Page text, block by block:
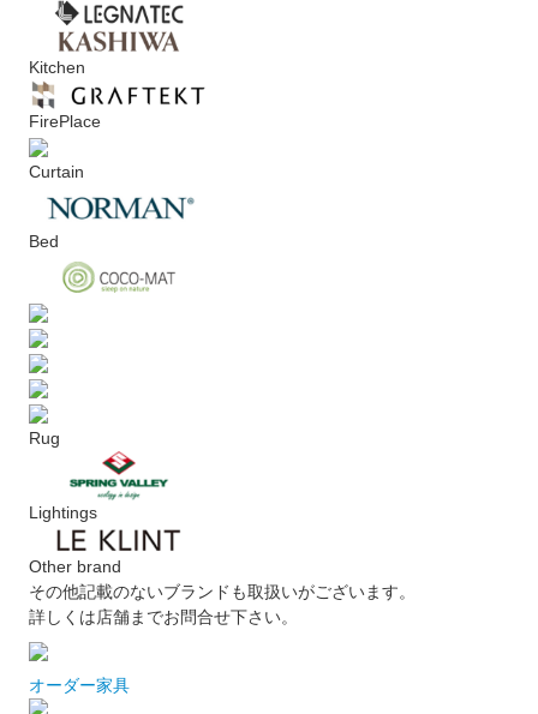
Kitchen
FirePlace
Curtain
Bed
Rug
Lightings
Other brand
その他記載のないブランドも取扱いがございます。
詳しくは店舗までお問合せ下さい。
オーダー家具